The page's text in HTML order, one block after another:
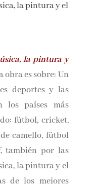
la pintura y el
la pintura y
obra es sobre: Un
deportes y las
los países más
fútbol, cricket,
camello, fútbol
también por las
la pintura y el
de los mejores
Pierdas
amantes de la
noticias y
de entrada.